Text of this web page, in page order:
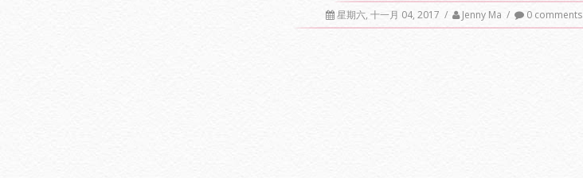
星期六, 十一月 04, 2017 / Jenny Ma / 0 comments